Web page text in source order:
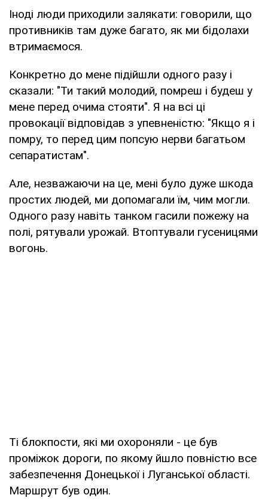
Іноді люди приходили залякати: говорили, що
противників там дуже багато, як ми бідолахи
втримаємося.
Конкретно до мене підійшли одного разу і
сказали: "Ти такий молодий, помреш і будеш у
мене перед очима стояти". Я на всі ці
провокації відповідав з упевненістю: "Якщо я і
помру, то перед цим попсую нерви багатьом
сепаратистам".
Але, незважаючи на це, мені було дуже шкода
простих людей, ми допомагали їм, чим могли.
Одного разу навіть танком гасили пожежу на
полі, рятували урожай. Втоптували гусеницями
вогонь.
Ті блокпости, які ми охороняли - це був
проміжок дороги, по якому йшло повністю все
забезпечення Донецької і Луганської області.
Маршрут був один.